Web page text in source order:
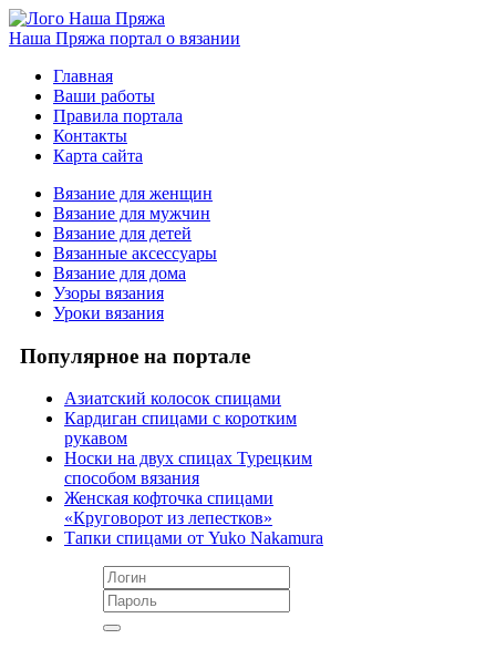
Наша Пряжа портал о вязании
Главная
Ваши работы
Правила портала
Контакты
Карта сайта
Вязание для женщин
Вязание для мужчин
Вязание для детей
Вязанные аксессуары
Вязание для дома
Узоры вязания
Уроки вязания
Популярное на портале
Азиатский колосок спицами
Кардиган спицами с коротким
рукавом
Носки на двух спицах Турецким
способом вязания
Женская кофточка спицами
«Круговорот из лепестков»
Тапки спицами от Yuko Nakamura